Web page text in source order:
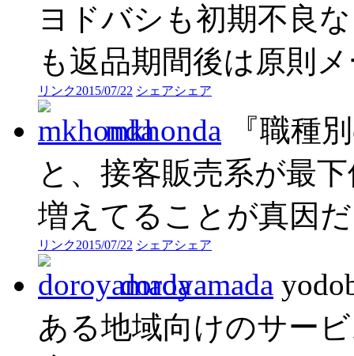
ヨドバシも初期不良
も返品期間後は原則
リンク2015/07/22 シェアシェア
mkhonda
『職種
と、接客販売系が最
増えてることが真因
リンク2015/07/22 シェアシェア
doroyamada
ある地域向けのサー